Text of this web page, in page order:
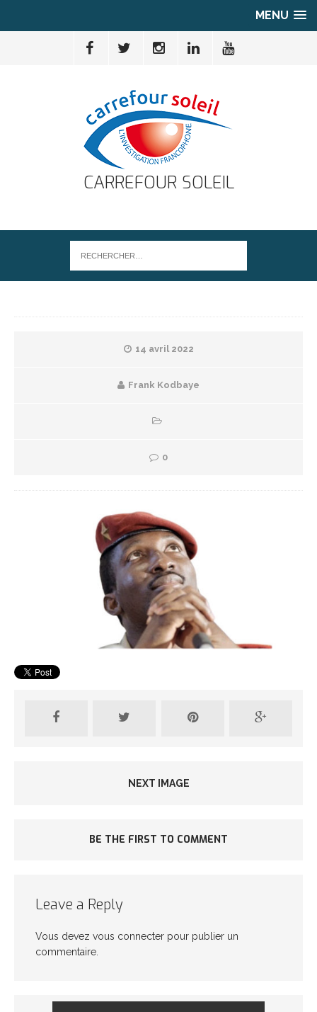
MENU
CARREFOUR SOLEIL
14 avril 2022
Frank Kodbaye
0
NEXT IMAGE
BE THE FIRST TO COMMENT
Leave a Reply
Vous devez vous connecter pour publier un
commentaire.